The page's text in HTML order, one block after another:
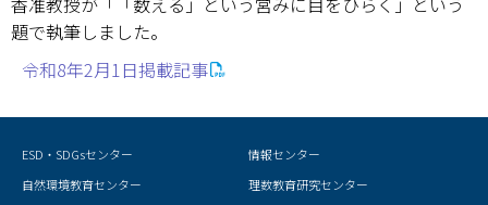
科学の日
大学院理数プロジェクト
題で執筆しました。
令和8年2月1日掲載記事
ESD・SDGsセンター
情報センター
自然環境教育センター
理数教育研究センター